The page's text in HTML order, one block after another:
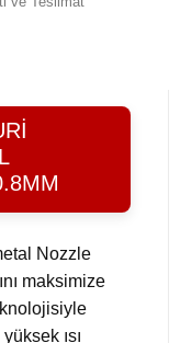
Nozzle
maksimize
ısı